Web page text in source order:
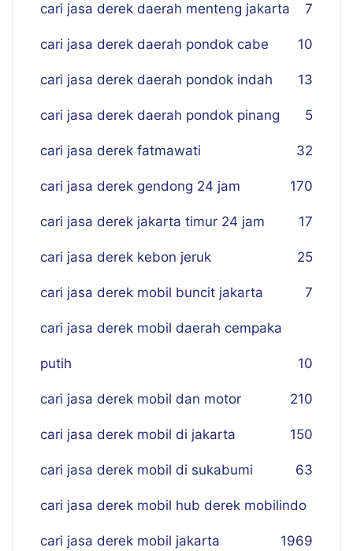
cari jasa derek daerah menteng jakarta 7
cari jasa derek daerah pondok cabe 10
cari jasa derek daerah pondok indah 13
cari jasa derek daerah pondok pinang 5
cari jasa derek fatmawati 32
cari jasa derek gendong 24 jam 170
cari jasa derek jakarta timur 24 jam 17
cari jasa derek kebon jeruk 25
cari jasa derek mobil buncit jakarta 7
cari jasa derek mobil daerah cempaka
putih 10
cari jasa derek mobil dan motor 210
cari jasa derek mobil di jakarta 150
cari jasa derek mobil di sukabumi 63
cari jasa derek mobil hub derek mobilindo
69
cari jasa derek mobil jakarta 19